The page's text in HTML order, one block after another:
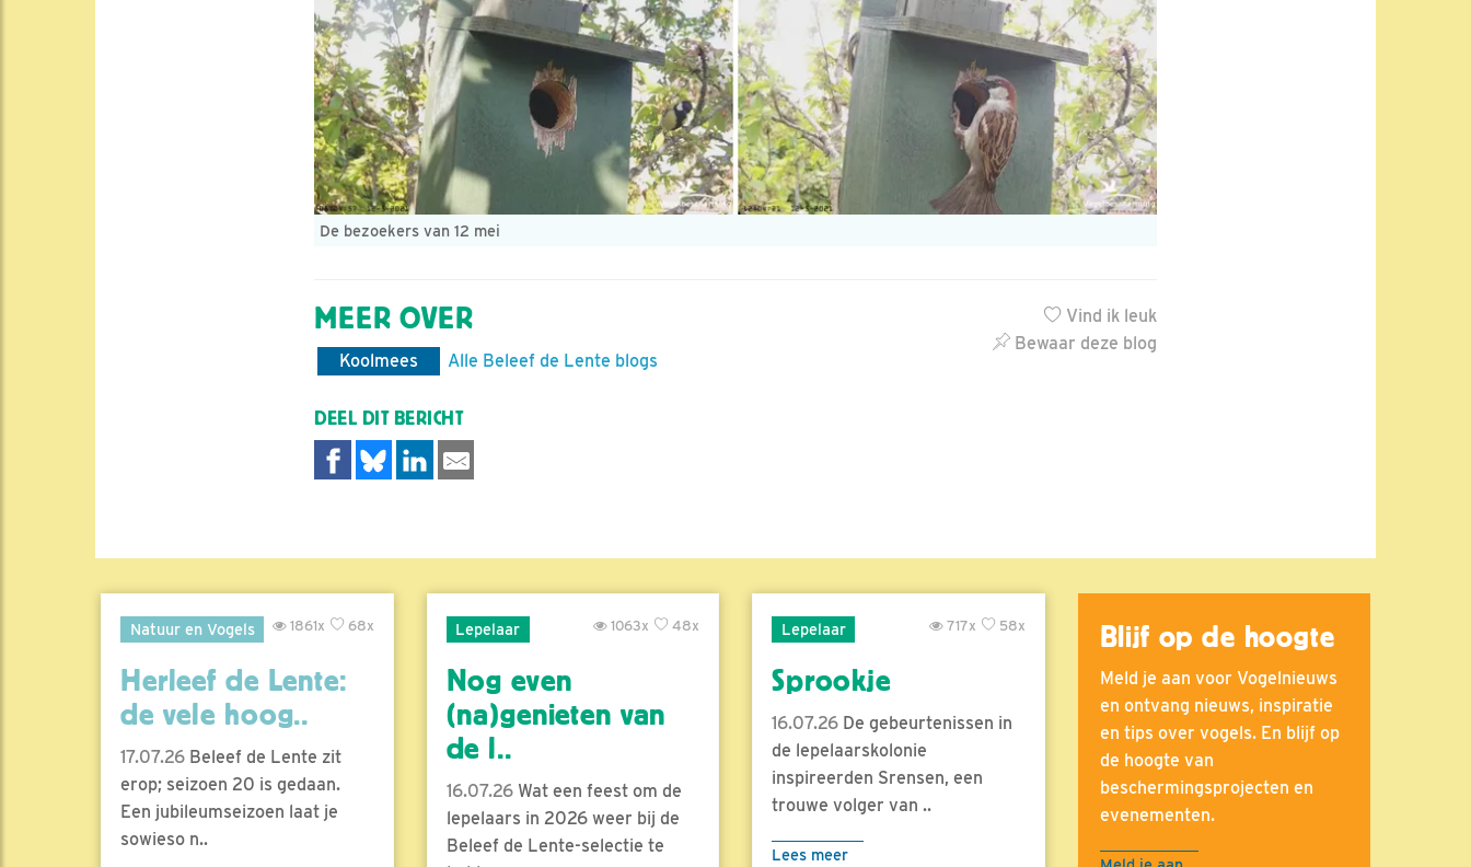
De bezoekers van 12 mei
Vind ik leuk
Bewaar deze blog
MEER OVER
Koolmees Alle Beleef de Lente blogs
DEEL DIT BERICHT
Natuur en Vogels 68x
1861x
Herleef de Lente:
de vele hoog..
17.07.26 Beleef de Lente zit
erop; seizoen 20 is gedaan.
Een jubileumseizoen laat je
sowieso n..
Lepelaar 48x
1063x
Nog even
(na)genieten van
de l..
16.07.26Wat een feest om de
lepelaars in 2026 weer bij de
Beleef de Lente-selectie te
Lepelaar 58x
717x
Sprookje
16.07.26 De gebeurtenissen in
de lepelaarskolonie
inspireerden Srensen, een
trouwe volger van ..
Lees meer
Blijf op de hoogte
Meld je aan voor Vogelnieuws
en ontvang nieuws, inspiratie
en tips over vogels. En blijf op
de hoogte van
beschermingsprojecten en
evenementen.